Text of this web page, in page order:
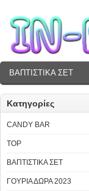
ΒΑΠΤΙΣΤΙΚΑ ΣΕΤ
Κατηγορίες
CANDY BAR
TOP
ΒΑΠΤΙΣΤΙΚΑ ΣΕΤ
ΓΟΥΡΙΑ ΔΩΡΑ 2023